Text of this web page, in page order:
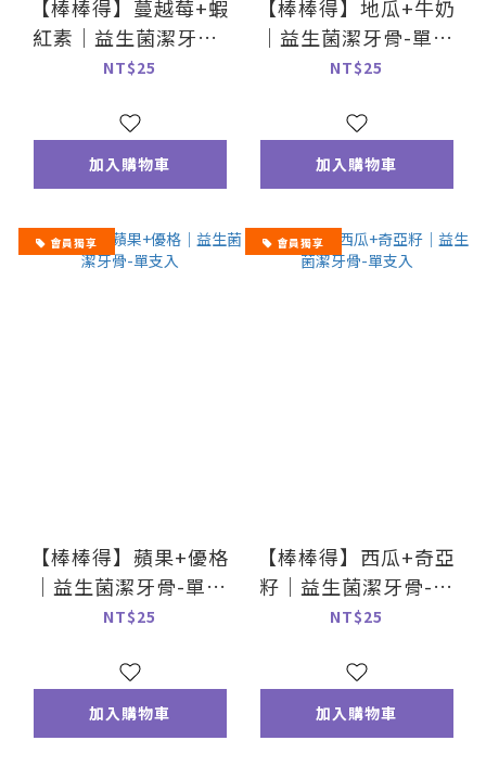
【棒棒得】蔓越莓+蝦
紅素｜益生菌潔牙骨-
單支入
NT$25
加入購物車
【棒棒得】地瓜+牛奶
｜益生菌潔牙骨-單支
入
NT$25
加入購物車
會員獨享
【棒棒得】蘋果+優格
｜益生菌潔牙骨-單支
入
NT$25
加入購物車
會員獨享
【棒棒得】西瓜+奇亞
籽｜益生菌潔牙骨-單
支入
NT$25
加入購物車